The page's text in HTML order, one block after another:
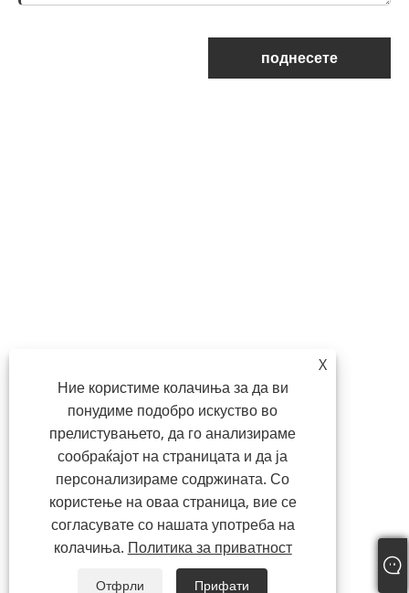
поднесете
X
Ние користиме колачиња за да ви
понудиме подобро искуство во
прелистувањето, да го анализираме
сообраќајот на страницата и да ја
персонализираме содржината. Со
користење на оваа страница, вие се
согласувате со нашата употреба на
колачиња. Политика за приватност
Отфрли Прифати